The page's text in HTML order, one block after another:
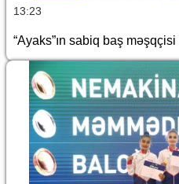
13:23
“Ayaks”ın sabiq baş